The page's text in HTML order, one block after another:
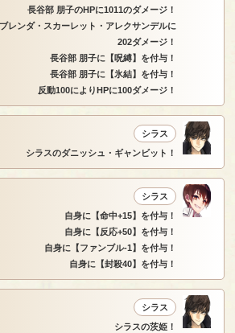
長谷部 朋子のHPに1011のダメージ！
レンダ・スカーレット・アレクサンデルに
202ダメージ！
長谷部 朋子に【呪縛】を付与！
長谷部 朋子に【氷結】を付与！
反動100によりHPに100ダメージ！
シラス
シラスのダニッシュ・ギャンビット！
シラス
自身に【命中+15】を付与！
自身に【反応+50】を付与！
自身に【ファンブル-1】を付与！
自身に【封殺40】を付与！
シラス
シラスの茨姫！